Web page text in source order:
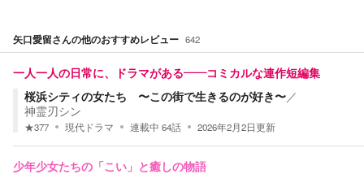
矢口愛留さんの他のおすすめレビュー 642
一人一人の日常に、ドラマがある――コミカルな連作短編集
桜浜シティの女たち 〜この街で生きるのが好き〜／
神霊刃シン
★377 現代ドラマ 連載中 64話 2026年2月2日更新
少年少女たちの「こい」と癒しの物語